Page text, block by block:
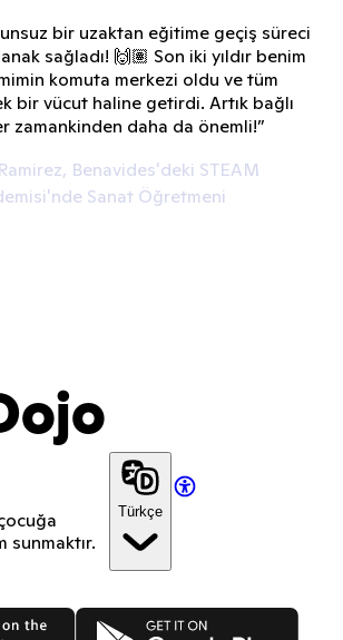
bir uzaktan eğitime geçiş süreci
sağladı! 🙌🏽 Son iki yıldır benim
komuta merkezi oldu ve tüm
bir vücut haline getirdi. Artık bağlı
zamankinden daha da önemli!”
Benavides'deki STEAM
Sanat Öğretmeni
sunmaktır.
Türkçe
Google Play